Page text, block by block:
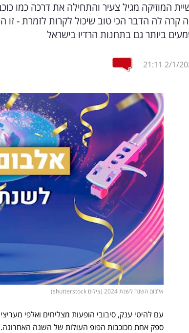
המוזיקה מגיל צעיר והתחילה את דרכה כמו
לה הדבר הכי טוב שיכול לקרות לזמרת -
ביותר גם בתחנות הרדיו בישראל
2/1/
21:11
אלבום השנה לשנת 2024 (צילום shutterstock)
עם להיטי ענק, סיבובי הופעות מצליחים ואלפי
ספק אחת מכוכבות הפופ העולות של השנה